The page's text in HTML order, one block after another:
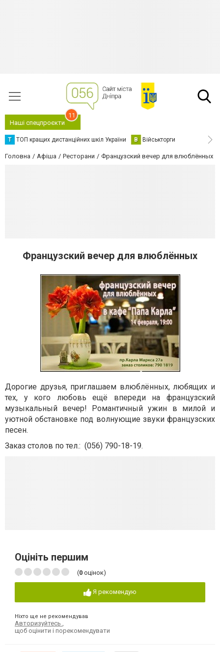
Наші спецпроєкти
11
Т ТОП кращих дистанційних шкіл України В Військторги
Головна Афіша Ресторани Французский вечер для влюблённых
Французский вечер для влюблённых
Дорогие друзья, приглашаем влюблённых, любящих и
тех, у кого любовь ещё впереди на французский
музыкальный вечер! Романтичный ужин в милой и
уютной обстановке под волнующие звуки французских
песен.
Заказ столов по тел.: (056) 790-18-19.
Оцініть першим
(0 оцінок)
Я рекомендую
Ніхто ще не рекомендував
Авторизуйтесь
щоб оцінити і порекомендувати